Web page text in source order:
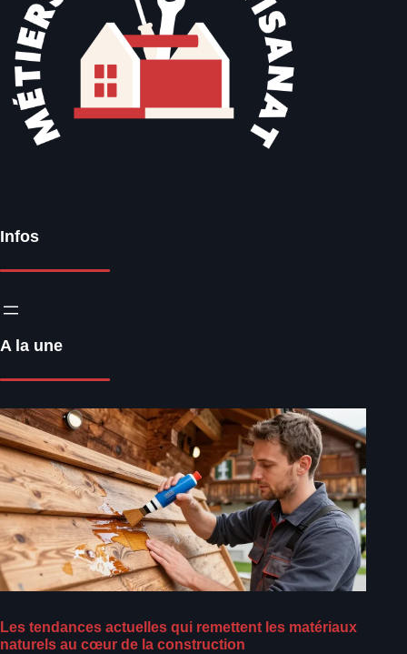
Infos
A la une
Les tendances actuelles qui remettent les matériaux
naturels au cœur de la construction